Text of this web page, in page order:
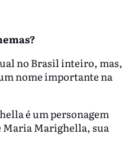
no Brasil inteiro, mas,
nome importante na
é um personagem
Maria Marighella, sua